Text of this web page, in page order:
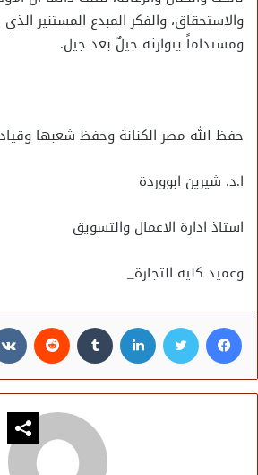
والاستحقاق، والفكر المبدع المستنير الذي
ومستداماً يتوارثه جيلٌ بعد جيل.
حفظ الله مصر الكنانة وحفظ شعبها
ا.د. شيرين ابووردة
استاذ ادارة الاعمال والتسويق
وعميد كلية التجارة_
فيسبوك تويتر لينكدإن